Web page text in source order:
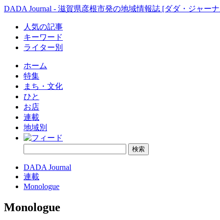
DADA Journal - 滋賀県彦根市発の地域情報誌 [ダダ・ジャー
人気の記事
キーワード
ライター別
ホーム
特集
まち・文化
ひと
お店
連載
地域別
DADA Journal
連載
Monologue
Monologue